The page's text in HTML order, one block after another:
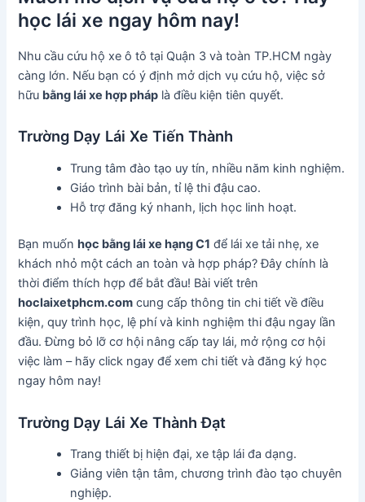
học lái xe ngay hôm nay!
Nhu cầu cứu hộ xe ô tô tại Quận 3 và toàn TP.HCM ngày
càng lớn. Nếu bạn có ý định mở dịch vụ cứu hộ, việc sở
hữu bằng lái xe hợp pháp là điều kiện tiên quyết.
Trường Dạy Lái Xe Tiến Thành
Trung tâm đào tạo uy tín, nhiều năm kinh nghiệm.
Giáo trình bài bản, tỉ lệ thi đậu cao.
Hỗ trợ đăng ký nhanh, lịch học linh hoạt.
Bạn muốn học bằng lái xe hạng C1 để lái xe tải nhẹ, xe
khách nhỏ một cách an toàn và hợp pháp? Đây chính là
thời điểm thích hợp để bắt đầu! Bài viết trên
hoclaixetphcm.com cung cấp thông tin chi tiết về điều
kiện, quy trình học, lệ phí và kinh nghiệm thi đậu ngay lần
đầu. Đừng bỏ lỡ cơ hội nâng cấp tay lái, mở rộng cơ hội
việc làm – hãy click ngay để xem chi tiết và đăng ký học
ngay hôm nay!
Trường Dạy Lái Xe Thành Đạt
Trang thiết bị hiện đại, xe tập lái đa dạng.
Giảng viên tận tâm, chương trình đào tạo chuyên
nghiệp.